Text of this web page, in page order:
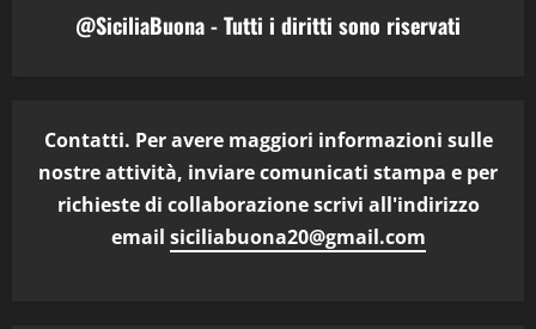
@SiciliaBuona - Tutti i diritti sono riservati
Contatti. Per avere maggiori informazioni sulle
nostre attività, inviare comunicati stampa e per
richieste di collaborazione scrivi all'indirizzo
email siciliabuona20@gmail.com